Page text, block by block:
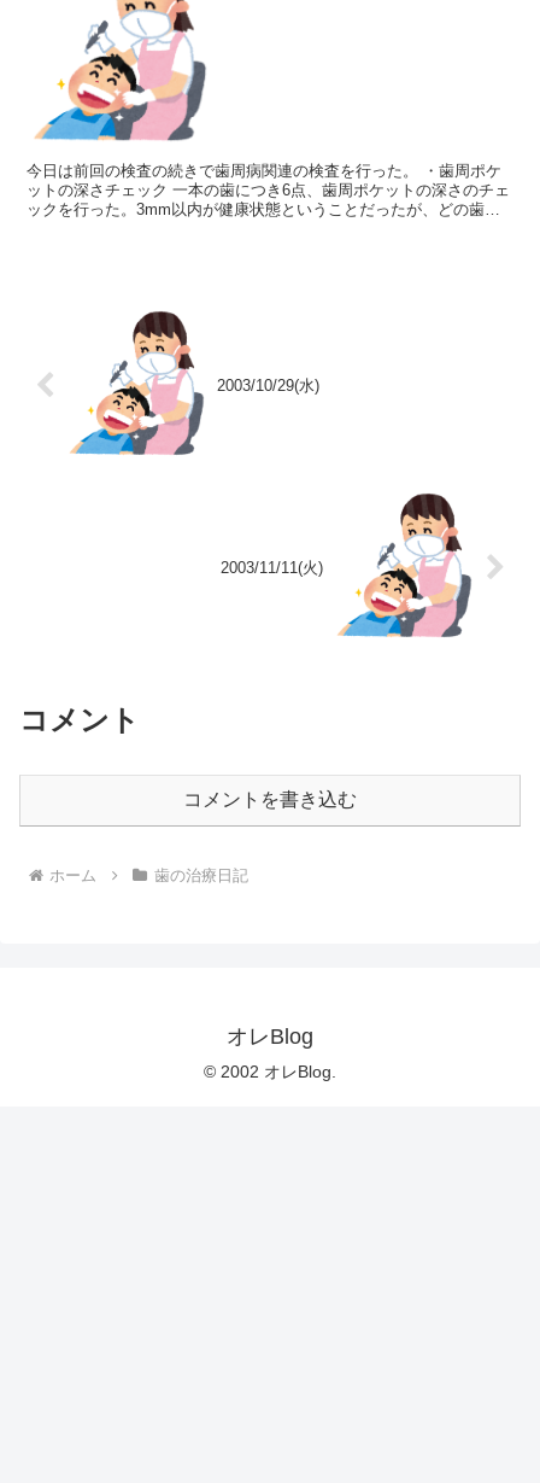
今日は前回の検査の続きで歯周病関連の検査を行った。 ・歯周ポケ
ットの深さチェック 一本の歯につき6点、歯周ポケットの深さのチェ
ックを行った。3mm以内が健康状態ということだったが、どの歯も
2003/10/29(水)
2003/11/11(火)
コメント
コメントを書き込む
ホーム 歯の治療日記
オレBlog
© 2002 オレBlog.